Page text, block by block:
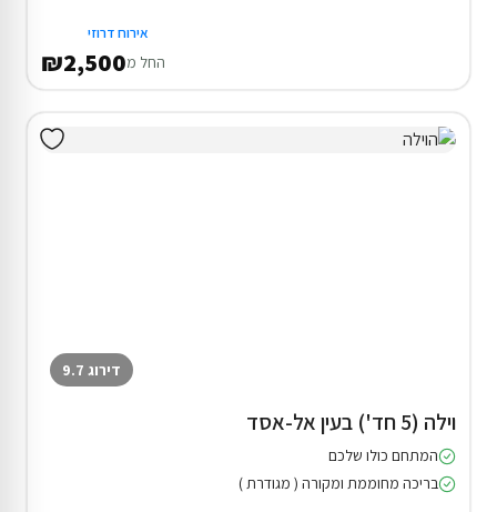
אירוח דרוזי
החל מ₪2,500
דירוג 9.7
וילה (5 חד') בעין אל-אסד
המתחם כולו שלכם
בריכה מחוממת ומקורה ( מגודרת )